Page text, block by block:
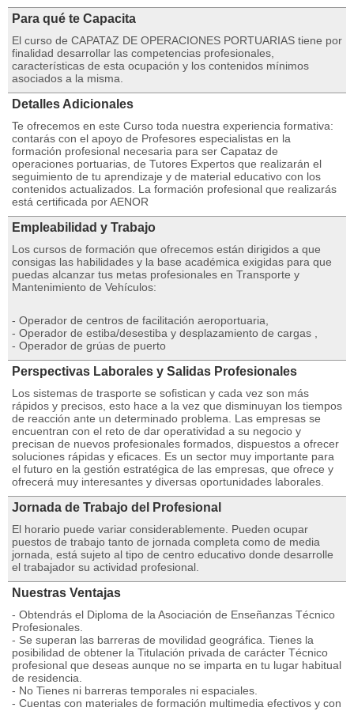
Para qué te Capacita
El curso de CAPATAZ DE OPERACIONES PORTUARIAS tiene por
finalidad desarrollar las competencias profesionales,
características de esta ocupación y los contenidos mínimos
asociados a la misma.
Detalles Adicionales
Te ofrecemos en este Curso toda nuestra experiencia formativa:
contarás con el apoyo de Profesores especialistas en la
formación profesional necesaria para ser Capataz de
operaciones portuarias, de Tutores Expertos que realizarán el
seguimiento de tu aprendizaje y de material educativo con los
contenidos actualizados. La formación profesional que realizarás
está certificada por AENOR
Empleabilidad y Trabajo
Los cursos de formación que ofrecemos están dirigidos a que
consigas las habilidades y la base académica exigidas para que
puedas alcanzar tus metas profesionales en Transporte y
Mantenimiento de Vehículos:
- Operador de centros de facilitación aeroportuaria,
- Operador de estiba/desestiba y desplazamiento de cargas ,
- Operador de grúas de puerto
Perspectivas Laborales y Salidas Profesionales
Los sistemas de trasporte se sofistican y cada vez son más
rápidos y precisos, esto hace a la vez que disminuyan los tiempos
de reacción ante un determinado problema. Las empresas se
encuentran con el reto de dar operatividad a su negocio y
precisan de nuevos profesionales formados, dispuestos a ofrecer
soluciones rápidas y eficaces. Es un sector muy importante para
el futuro en la gestión estratégica de las empresas, que ofrece y
ofrecerá muy interesantes y diversas oportunidades laborales.
Jornada de Trabajo del Profesional
El horario puede variar considerablemente. Pueden ocupar
puestos de trabajo tanto de jornada completa como de media
jornada, está sujeto al tipo de centro educativo donde desarrolle
el trabajador su actividad profesional.
Nuestras Ventajas
- Obtendrás el Diploma de la Asociación de Enseñanzas Técnico
Profesionales.
- Se superan las barreras de movilidad geográfica. Tienes la
posibilidad de obtener la Titulación privada de carácter Técnico
profesional que deseas aunque no se imparta en tu lugar habitual
de residencia.
- No Tienes ni barreras temporales ni espaciales.
- Cuentas con materiales de formación multimedia efectivos y con